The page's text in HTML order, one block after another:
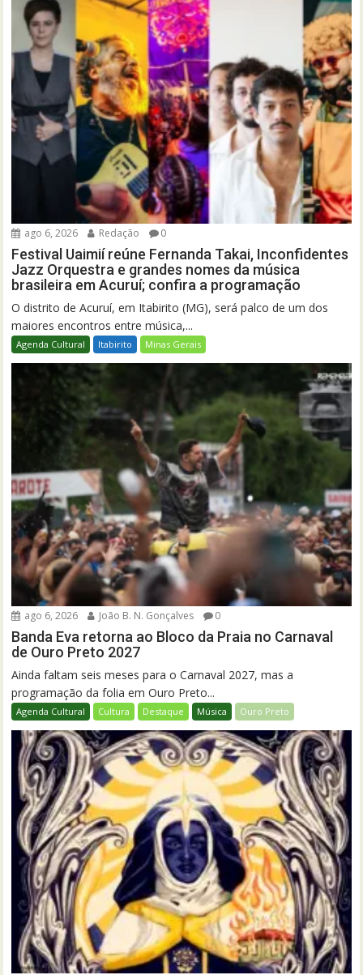
ago 6, 2026 Redação 0
Festival Uaimií reúne Fernanda Takai, Inconfidentes
Jazz Orquestra e grandes nomes da música
brasileira em Acuruí; confira a programação
O distrito de Acuruí, em Itabirito (MG), será palco de um dos
maiores encontros entre música,...
Agenda Cultural Itabirito Minas Gerais
ago 6, 2026 João B. N. Gonçalves 0
Banda Eva retorna ao Bloco da Praia no Carnaval
de Ouro Preto 2027
Ainda faltam seis meses para o Carnaval 2027, mas a
programação da folia em Ouro Preto...
Agenda Cultural Cultura Destaque Música Ouro Preto